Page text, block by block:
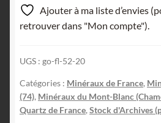
Ajouter à ma liste d’envies
retrouver dans "Mon compte").
UGS : go-fl-52-20
Catégories : Minéraux de France,
(74), Minéraux du Mont-Blanc
Quartz de France, Stock d'Archives